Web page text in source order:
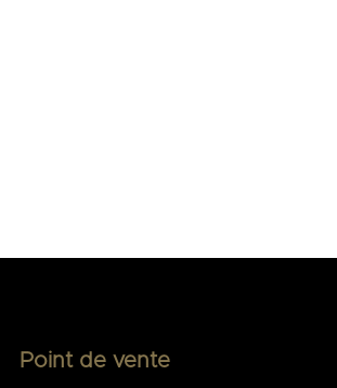
Point de vente